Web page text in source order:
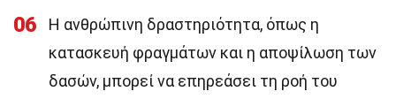
06
Η ανθρώπινη δραστηριότητα, όπως η
κατασκευή φραγμάτων και η αποψίλωση των
δασών, μπορεί να επηρεάσει τη ροή του